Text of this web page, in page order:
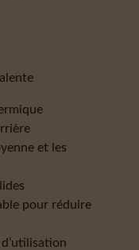
et les
pour réduire